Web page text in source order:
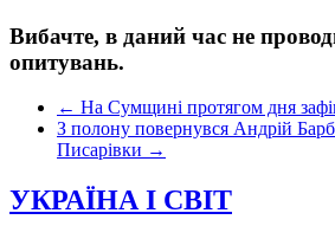
Вибачте, в даний час не
опитувань.
← На Сумщині протягом дня
З полону повернувся Андрій
Писарівки →
УКРАЇНА І СВІТ